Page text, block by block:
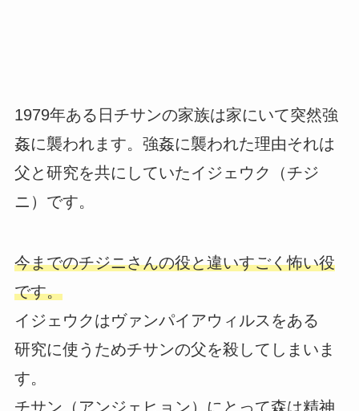
1979年ある日チサンの家族は家にいて突然強
姦に襲われます。強姦に襲われた理由それは
父と研究を共にしていたイジェウク（チジ
ニ）です。
今までのチジニさんの役と違いすごく怖い役
です。
イジェウクはヴァンパイアウィルスをある
研究に使うためチサンの父を殺してしまいま
す。
チサン（アンジェヒョン）にとって森は精神